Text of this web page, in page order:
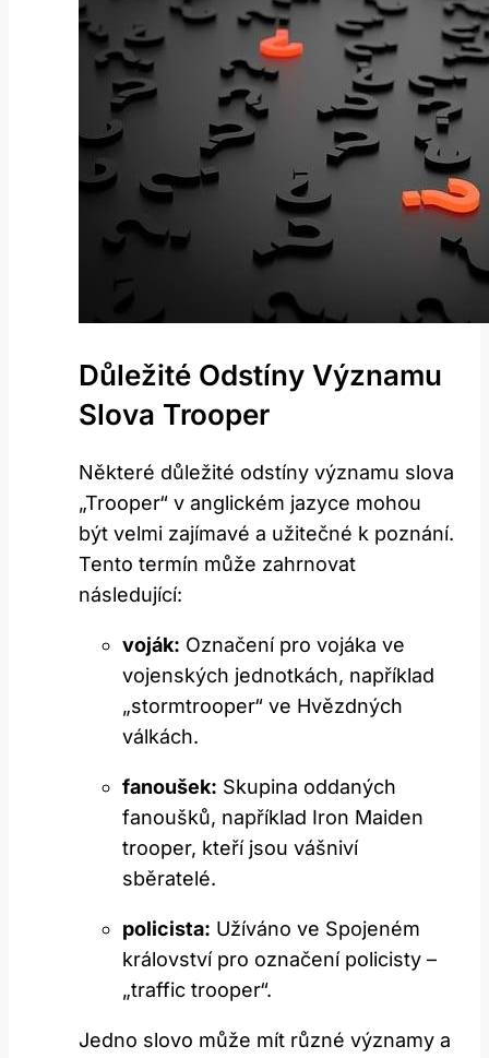
Důležité Odstíny Významu
Slova Trooper
Některé důležité odstíny významu slova
„Trooper“ v anglickém jazyce mohou
být velmi zajímavé a užitečné k poznání.
Tento termín může zahrnovat
následující:
voják: Označení pro vojáka ve
vojenských jednotkách, například
„stormtrooper“ ve Hvězdných
válkách.
fanoušek: Skupina oddaných
fanoušků, například Iron Maiden
trooper, kteří jsou vášniví
sběratelé.
policista: Užíváno ve Spojeném
království pro označení policisty –
„traffic trooper“.
Jedno slovo může mít různé významy a